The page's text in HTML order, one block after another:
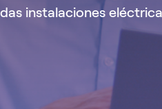
instalaciones